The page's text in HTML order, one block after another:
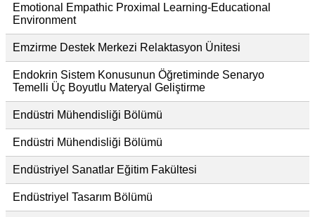
Emotional Empathic Proximal Learning-Educational
Environment
Emzirme Destek Merkezi Relaktasyon Ünitesi
Endokrin Sistem Konusunun Öğretiminde Senaryo
Temelli Üç Boyutlu Materyal Geliştirme
Endüstri Mühendisliği Bölümü
Endüstri Mühendisliği Bölümü
Endüstriyel Sanatlar Eğitim Fakültesi
Endüstriyel Tasarım Bölümü